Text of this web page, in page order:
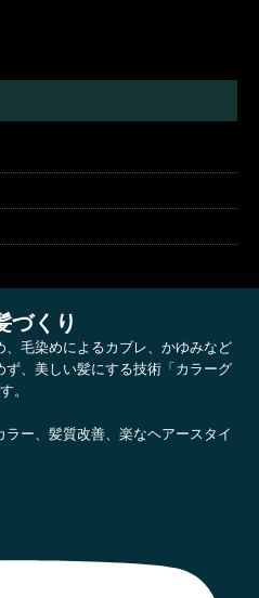
づくり
毛染めによるカブレ、かゆみなど
、美しい髪にする技術「カラーグ
。
ー、髪質改善、楽なヘアースタイ